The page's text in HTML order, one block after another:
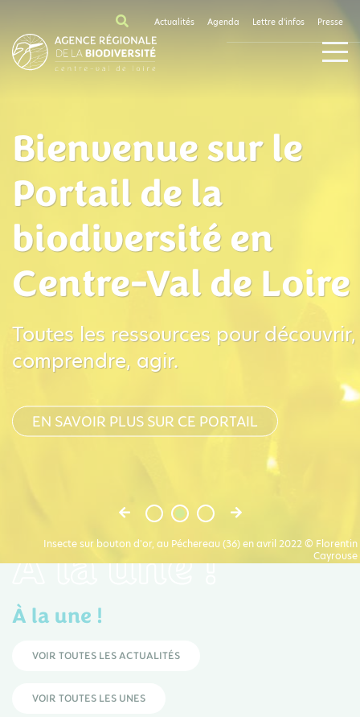
Actualités Agenda Lettre d'infos Presse
Insecte sur bouton d'or, au Péchereau (36) en avril 2022 © Florentin
Cayrouse
Bienvenue sur le
Portail de la
biodiversité en
Centre-Val de Loire
Toutes les ressources pour découvrir,
comprendre, agir.
EN SAVOIR PLUS SUR CE PORTAIL
À la une !
À la une !
VOIR TOUTES LES ACTUALITÉS
VOIR TOUTES LES UNES